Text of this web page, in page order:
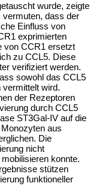
wurde, zeigte
vermuten, dass der
Einfluss von
exprimierten
von CCR1 ersetzt
zu CCL5. Diese
verifiziert werden.
sowohl das CCL5
wird.
der Rezeptoren
durch CCL5
ST3Gal-IV auf die
aus
Die
nicht
konnte.
stützen
funktioneller